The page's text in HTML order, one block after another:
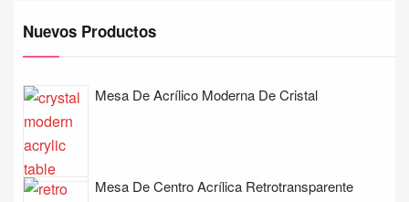
Nuevos Productos
Mesa De Acrílico Moderna De Cristal
Mesa De Centro Acrílica Retrotransparente